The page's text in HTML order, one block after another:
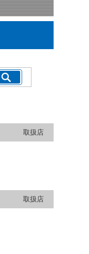
取扱店
取扱店